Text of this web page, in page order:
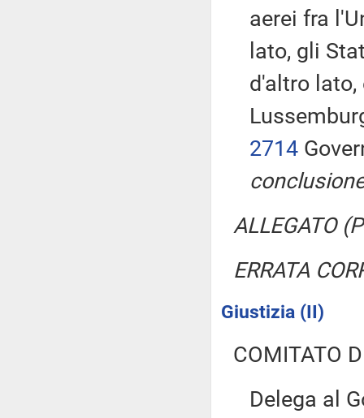
aerei fra
lato, gli
d'altro lato,
2714
ALLEGATO
ERRATA
Giustizia (II)
COMITATO
Delega al